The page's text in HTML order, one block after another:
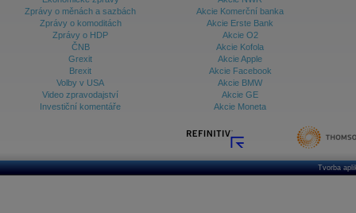
Zprávy o měnách a sazbách
Zprávy o komoditách
Zprávy o HDP
ČNB
Grexit
Brexit
Volby v USA
Video zpravodajství
Investiční komentáře
Akcie Komerční banka
Akcie Erste Bank
Akcie O2
Akcie Kofola
Akcie Apple
Akcie Facebook
Akcie BMW
Akcie GE
Akcie Moneta
Tvorba